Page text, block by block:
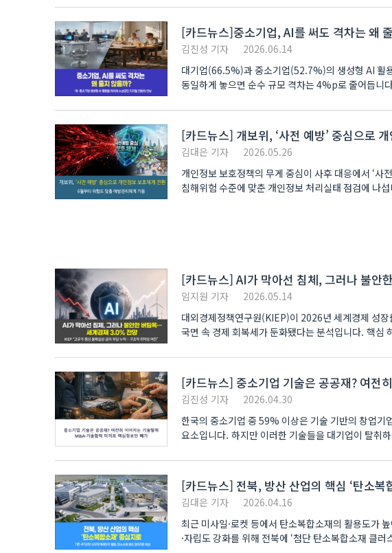
[카드뉴스]중소기업, AI를 써도 격차는 왜
김진성 기자
2026.06.14
대기업(66.5%)과 중소기업(52.7%)의 생성형 AI 활
동일하게 놓으면 순수 규모 격차는 4%p로 줄어듭니
[카드뉴스] 개보위, ‘사전 예방’ 중심으로
김대은 기자
2026.05.26
개인정보 보호정책의 무게 중심이 사후 대응에서 ‘사
침해위험 수준에 맞춘 개인정보 처리실태 점검에 나섭니다. 개인정보 처리 규모와 민감도 등에 따라 고·중·저
[카드뉴스] AI가 막아선 침체, 그러나 불
임지원 기자
2026.05.14
대외경제정책연구원(KIEP)이 2026년 세계경제 성
국면 속 경제 회복세가 둔화됐다는 분석입니다. 핵심
[카드뉴스] 중소기업 기술은 공공재? 여전
김진성 기자
2026.04.30
한국의 중소기업 중 59% 이상은 기술 기반의 창업
요소입니다. 하지만 이러한 기술들을 대기업이 탈취하는 사례가 점점 늘어나고 있어 어렵게 개발한 기술로 기업을 일궈온
[카드뉴스] 전북, 방산 산업의 핵심 ‘탄소복
김대은 기자
2026.04.16
최근 미사일·로켓 등에서 탄소복합소재의 활용도가
·자립도 강화를 위해 전북에 ‘첨단 탄소복합소재 클